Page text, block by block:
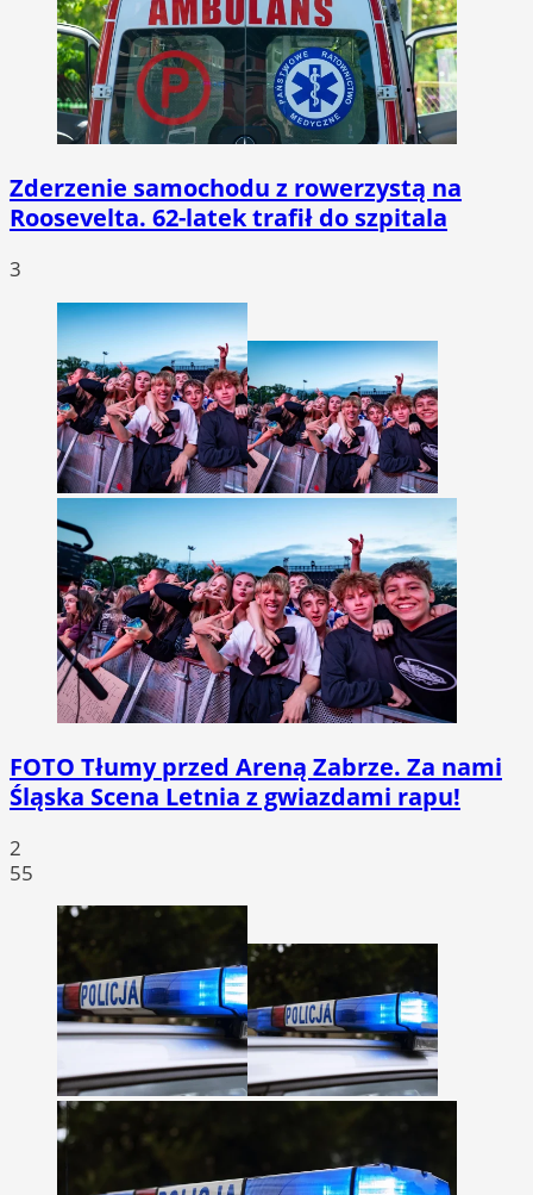
Zderzenie samochodu z rowerzystą na
Roosevelta. 62-latek trafił do szpitala
3
FOTO Tłumy przed Areną Zabrze. Za nami
Śląska Scena Letnia z gwiazdami rapu!
2
55